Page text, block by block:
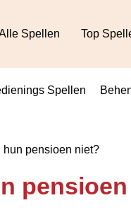
Spellen Top
Spellen
hun pensioen niet?
pensioen